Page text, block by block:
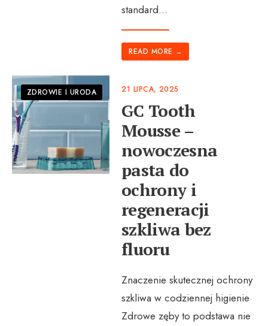
standard...
READ MORE →
ZDROWIE I URODA 21 LIPCA, 2025
GC Tooth
Mousse –
nowoczesna
pasta do
ochrony i
regeneracji
szkliwa bez
fluoru
Znaczenie skutecznej ochrony
szkliwa w codziennej higienie
Zdrowe zęby to podstawa nie